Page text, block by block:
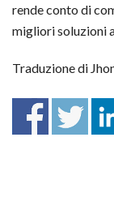
rende conto di
migliori soluzioni
Traduzione di